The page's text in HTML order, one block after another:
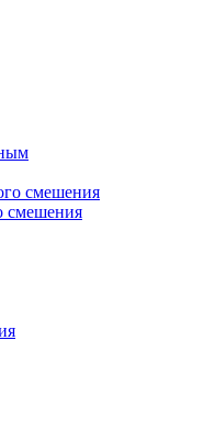
смешения
смешения